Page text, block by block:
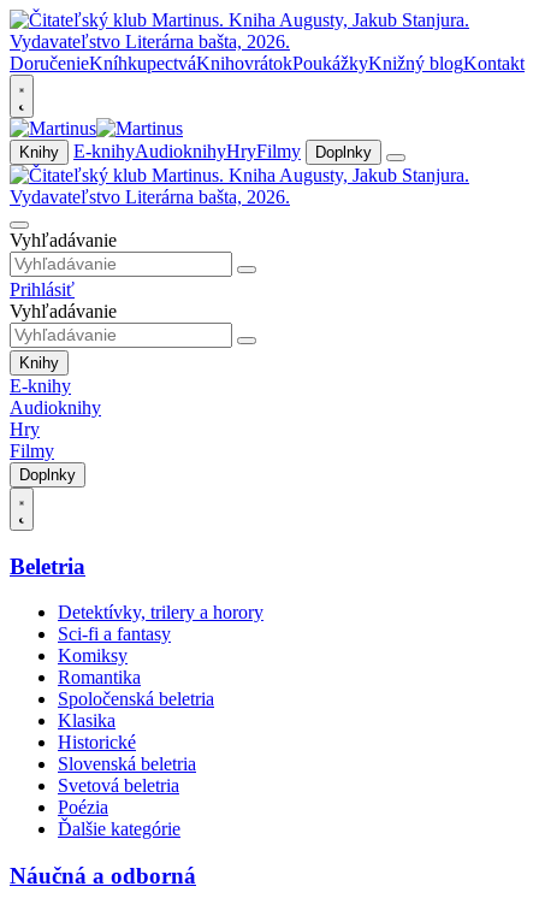
DoručenieKníhkupectváKnihovrátokPoukážkyKnižný blogKontakt
Knihy E-knihyAudioknihyHryFilmy Doplnky
Vyhľadávanie
Prihlásiť
Vyhľadávanie
Knihy
E-knihy
Audioknihy
Hry
Filmy
Doplnky
Beletria
Detektívky, trilery a horory
Sci-fi a fantasy
Komiksy
Romantika
Spoločenská beletria
Klasika
Historické
Slovenská beletria
Svetová beletria
Poézia
Ďalšie kategórie
Náučná a odborná